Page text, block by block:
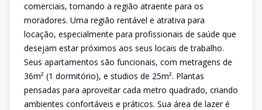
comerciais, tornando a região atraente para os
moradores. Uma região rentável e atrativa para
locação, especialmente para profissionais de saúde que
desejam estar próximos aos seus locais de trabalho.
Seus apartamentos são funcionais, com metragens de
36m² (1 dormitório), e studios de 25m². Plantas
pensadas para aproveitar cada metro quadrado, criando
ambientes confortáveis e práticos. Sua área de lazer é